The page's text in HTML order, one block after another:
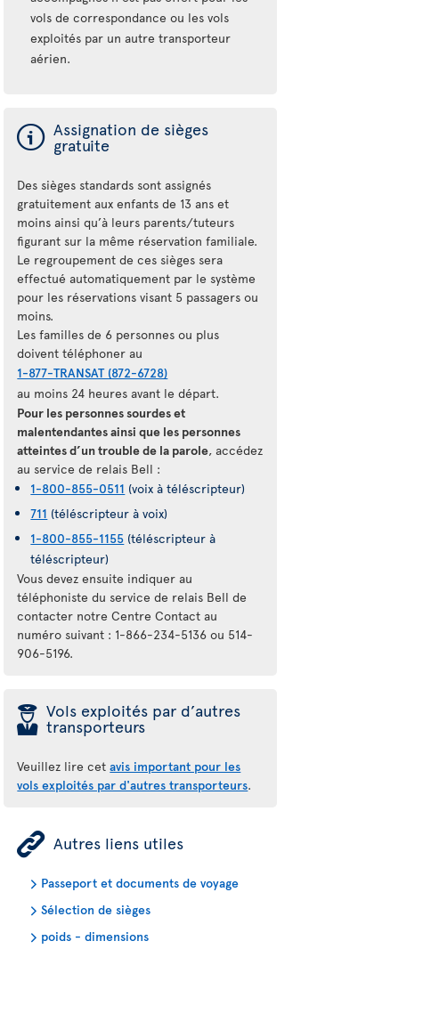
vols de correspondance ou les vols
exploités par un autre transporteur
aérien.
ý Assignation de sièges
gratuite
Des sièges standards sont assignés
gratuitement aux enfants de 13 ans et
moins ainsi qu’à leurs parents/tuteurs
figurant sur la même réservation familiale.
Le regroupement de ces sièges sera
effectué automatiquement par le système
pour les réservations visant 5 passagers ou
moins.
Les familles de 6 personnes ou plus
doivent téléphoner au
1-877-TRANSAT (872-6728)
au moins 24 heures avant le départ.
Pour les personnes sourdes et
malentendantes ainsi que les personnes
atteintes d’un trouble de la parole, accédez
au service de relais Bell :
1-800-855-0511 (voix à téléscripteur)
711 (téléscripteur à voix)
1-800-855-1155 (téléscripteur à
téléscripteur)
Vous devez ensuite indiquer au
téléphoniste du service de relais Bell de
contacter notre Centre Contact au
numéro suivant : 1-866-234-5136 ou 514-
906-5196.
þ Vols exploités par d’autres
transporteurs
Veuillez lire cetavis important pour les
vols exploités par d'autres transporteurs.
ÿ Autres liens utiles
Passeport et documents de voyage
Sélection de sièges
poids - dimensions